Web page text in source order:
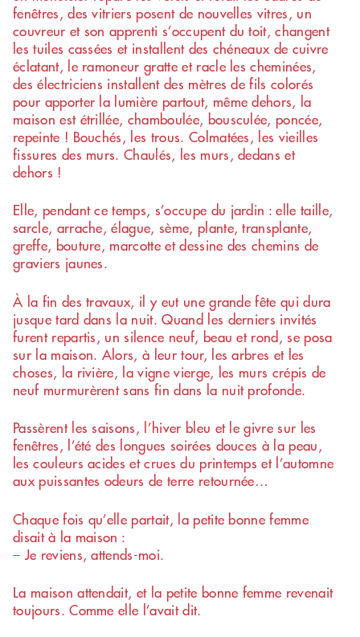
fenêtres, des vitriers posent de nouvelles vitres, un
couvreur et son apprenti s’occupent du toit, changent
les tuiles cassées et installent des chéneaux de cuivre
éclatant, le ramoneur gratte et racle les cheminées,
des électriciens installent des mètres de fils colorés
pour apporter la lumière partout, même dehors, la
maison est étrillée, chamboulée, bousculée, poncée,
repeinte ! Bouchés, les trous. Colmatées, les vieilles
fissures des murs. Chaulés, les murs, dedans et
dehors !
Elle, pendant ce temps, s’occupe du jardin : elle taille,
sarcle, arrache, élague, sème, plante, transplante,
greffe, bouture, marcotte et dessine des chemins de
graviers jaunes.
À la fin des travaux, il y eut une grande fête qui dura
jusque tard dans la nuit. Quand les derniers invités
furent repartis, un silence neuf, beau et rond, se posa
sur la maison. Alors, à leur tour, les arbres et les
choses, la rivière, la vigne vierge, les murs crépis de
neuf murmurèrent sans fin dans la nuit profonde.
Passèrent les saisons, l’hiver bleu et le givre sur les
fenêtres, l’été des longues soirées douces à la peau,
les couleurs acides et crues du printemps et l’automne
aux puissantes odeurs de terre retournée…
Chaque fois qu’elle partait, la petite bonne femme
disait à la maison :
– Je reviens, attends-moi.
La maison attendait, et la petite bonne femme revenait
toujours. Comme elle l’avait dit.